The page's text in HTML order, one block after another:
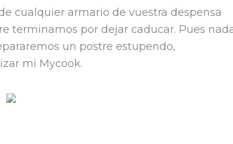
cualquier armario de vuestra despensa
terminamos por dejar caducar. Pues
un postre estupendo,
mi Mycook.